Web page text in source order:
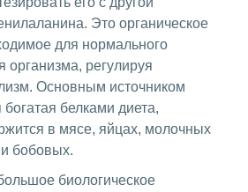
Это органическое
для нормального
организма, регулируя
Основным источником
белками диета,
в мясе, яйцах, молочных
и бобовых.
биологическое